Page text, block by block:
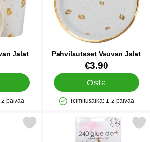
Jalat
2 päivää
Pahvilautaset Vauvan Jalat
Tuote.nro 25303
€3.90
Osta
Saatavuus: Varastossa
Toimitusaika: 1-2 päivää
Kakunkoriste suosikiksiMerkitse teippipilkut